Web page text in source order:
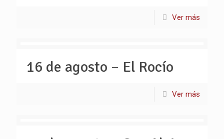
Ver más
16 de agosto – El Rocío
Ver más